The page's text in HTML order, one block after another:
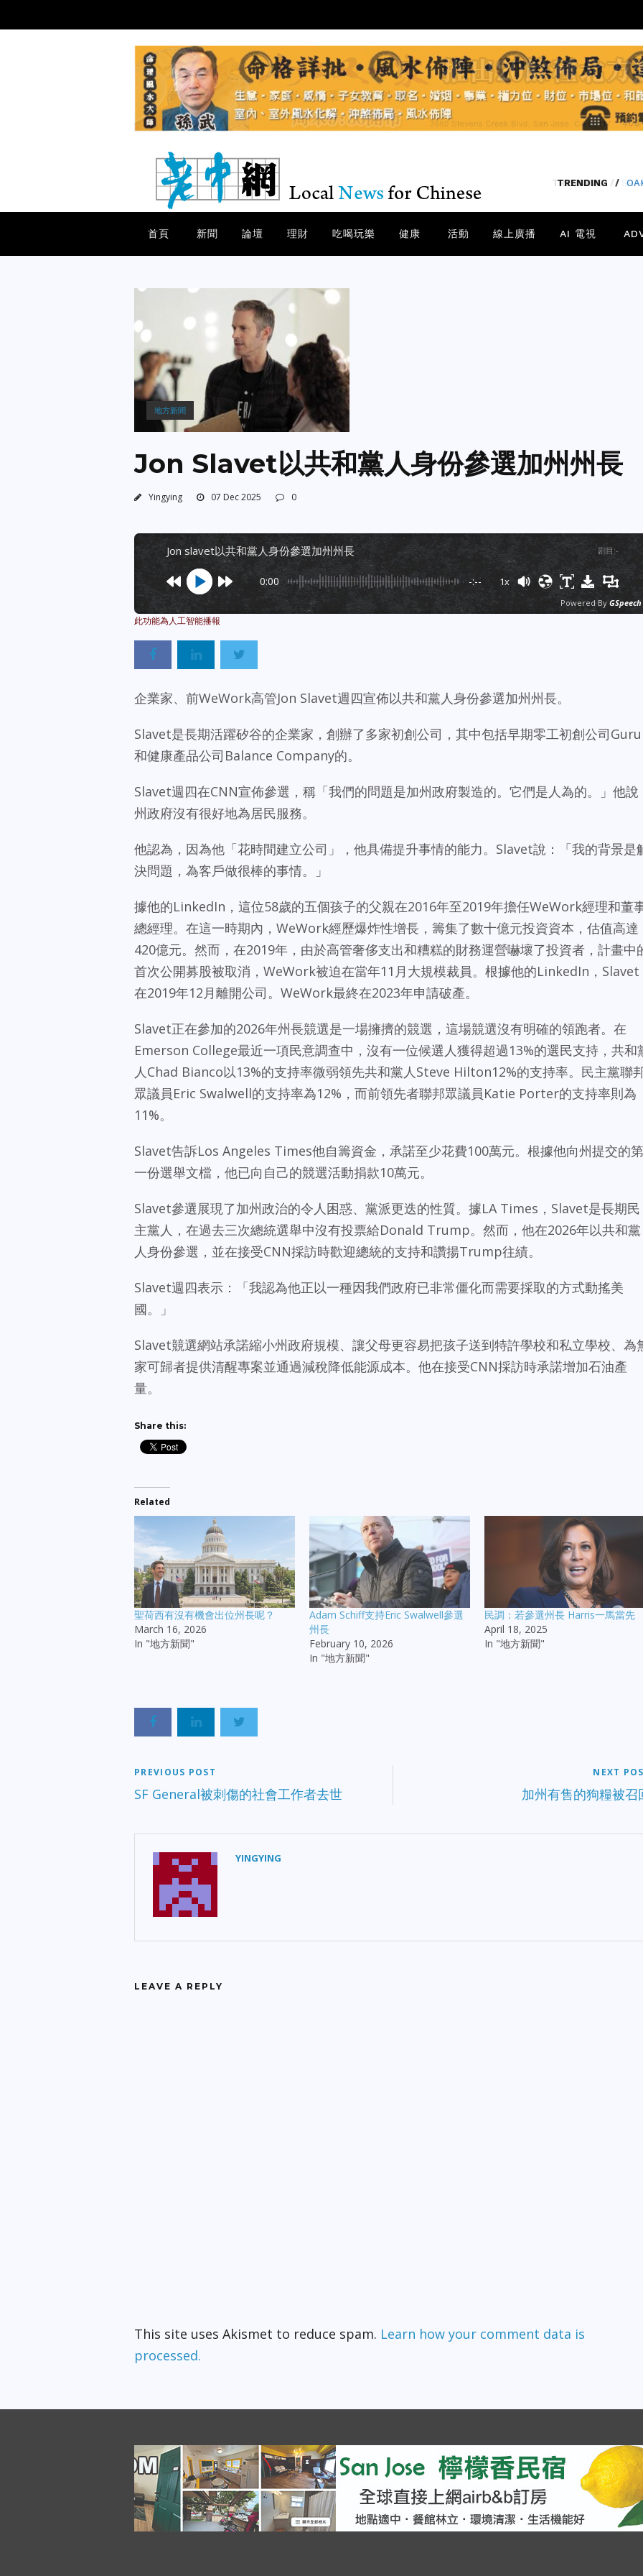
TRENDING /
首頁 新聞 論壇 理財 吃喝玩樂 健康 活動 線上廣播 AI 電視
地方新聞
Jon Slavet以共和黨人身份參選加州州長
Yingying 07 Dec 2025 0
jon slavet以共和黨人身份參選加州州長 剧目 :-
0:00 -:-- 1x
Powered By GSpeech
企業家、前WeWork高管Jon Slavet週四宣佈以共和黨人身份參選加州州長。
Slavet是長期活躍矽谷的企業家，創辦了多家初創公司，其中包括早期零工初創公司Guru
和健康產品公司Balance Company的。
Slavet週四在CNN宣佈參選，稱「我們的問題是加州政府製造的。它們是人為的。」他說
州政府沒有很好地為居民服務。
他認為，因為他「花時間建立公司」，他具備提升事情的能力。Slavet說：「我的背景是
決問題，為客戶做很棒的事情。」
據他的LinkedIn，這位58歲的五個孩子的父親在2016年至2019年擔任WeWork經理和董
總經理。在這一時期內，WeWork經歷爆炸性增長，籌集了數十億元投資資本，估值高達
420億元。然而，在2019年，由於高管奢侈支出和糟糕的財務運營嚇壞了投資者，計畫中
首次公開募股被取消，WeWork被迫在當年11月大規模裁員。根據他的LinkedIn，Slavet
在2019年12月離開公司。WeWork最終在2023年申請破產。
Slavet正在參加的2026年州長競選是一場擁擠的競選，這場競選沒有明確的領跑者。在
Emerson College最近一項民意調查中，沒有一位候選人獲得超過13%的選民支持，共和
人Chad Bianco以13%的支持率微弱領先共和黨人Steve Hilton12%的支持率。民主黨聯
眾議員Eric Swalwell的支持率為12%，而前領先者聯邦眾議員Katie Porter的支持率則為
11%。
Slavet告訴Los Angeles Times他自籌資金，承諾至少花費100萬元。根據他向州提交的第
一份選舉文檔，他已向自己的競選活動捐款10萬元。
Slavet參選展現了加州政治的令人困惑、黨派更迭的性質。據LA Times，Slavet是長期民
主黨人，在過去三次總統選舉中沒有投票給Donald Trump。然而，他在2026年以共和黨
人身份參選，並在接受CNN採訪時歡迎總統的支持和讚揚Trump往績。
Slavet週四表示：「我認為他正以一種因我們政府已非常僵化而需要採取的方式動搖美
國。」
Slavet競選網站承諾縮小州政府規模、讓父母更容易把孩子送到特許學校和私立學校、為
家可歸者提供清醒專案並通過減稅降低能源成本。他在接受CNN採訪時承諾增加石油產
量。
Share this:
Related
聖荷西有沒有機會出位州長呢？
March 16, 2026
In "地方新聞"
Adam Schiff支持Eric Swalwell參選
州長
February 10, 2026
In "地方新聞"
民調：若參選州長 Harris一馬當先
April 18, 2025
In "地方新聞"
PREVIOUS POST
SF General被刺傷的社會工作者去世
NEXT
加州有售的狗糧被召
YINGYING
LEAVE A REPLY
This site uses Akismet to reduce spam. Learn how your comment data is
processed.